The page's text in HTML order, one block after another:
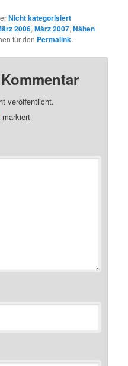
Nicht kategorisiert
2006,März 2007,Nähen
für den Permalink.
veröffentlicht.
markiert